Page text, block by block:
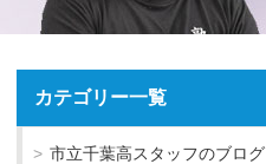
カテゴリー一覧
市立千葉高スタッフのブログ